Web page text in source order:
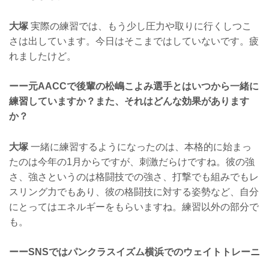
大塚 実際の練習では、もう少し圧力や取りに行くしつこ
さは出しています。今日はそこまではしていないです。疲
れましたけど。
ーー元AACCで後輩の松嶋こよみ選手とはいつから一緒に
練習していますか？また、それはどんな効果があります
か？
大塚 一緒に練習するようになったのは、本格的に始まっ
たのは今年の1月からですが、刺激だらけですね。彼の強
さ、強さというのは格闘技での強さ、打撃でも組みでもレ
スリング力でもあり、彼の格闘技に対する姿勢など、自分
にとってはエネルギーをもらいますね。練習以外の部分で
も。
ーーSNSではパンクラスイズム横浜でのウェイトトレーニ